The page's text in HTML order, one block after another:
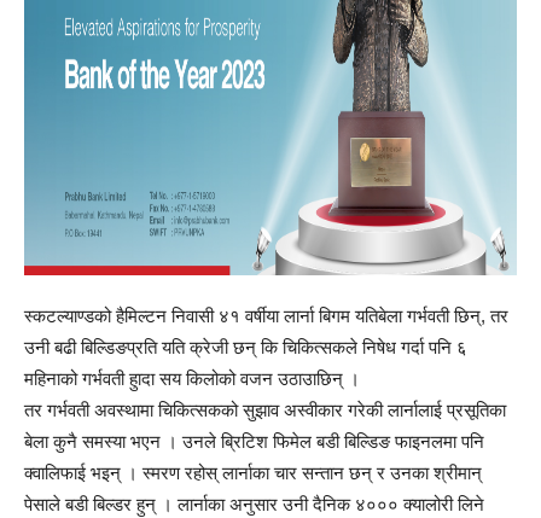
स्कटल्याण्डको हैमिल्टन निवासी ४१ वर्षीया लार्ना बिगम यतिबेला गर्भवती छिन्, तर
उनी बढी बिल्डिङप्रति यति क्रेजी छन् कि चिकित्सकले निषेध गर्दा पनि ६
महिनाको गर्भवती हुादा सय किलोको वजन उठाउाछिन् ।
तर गर्भवती अवस्थामा चिकित्सकको सुझाव अस्वीकार गरेकी लार्नालाई प्रसूतिका
बेला कुनै समस्या भएन । उनले ब्रिटिश फिमेल बडी बिल्डिङ फाइनलमा पनि
क्वालिफाई भइन् । स्मरण रहोस् लार्नाका चार सन्तान छन् र उनका श्रीमान्
पेसाले बडी बिल्डर हुन् । लार्नाका अनुसार उनी दैनिक ४००० क्यालोरी लिने